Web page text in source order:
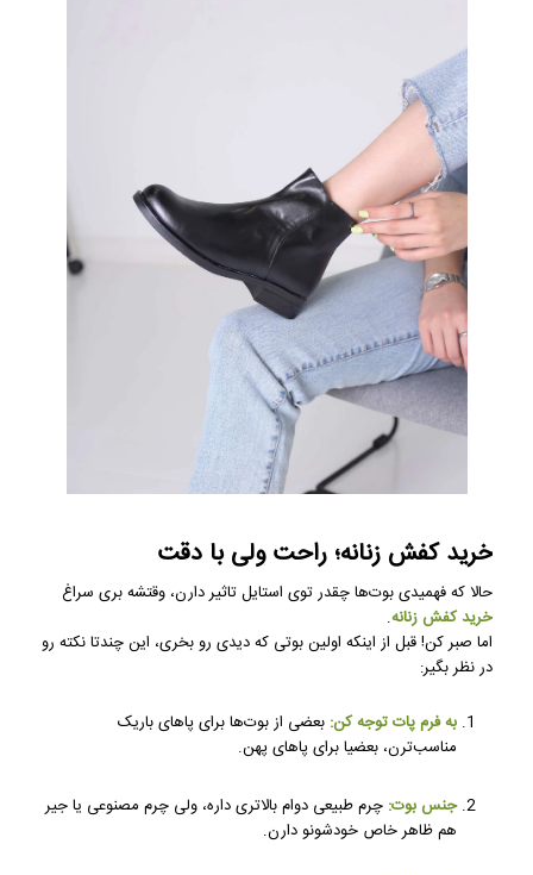
خرید کفش زنانه؛ راحت ولی با دقت
حالا که فهمیدی بوت‌ها چقدر توی استایل تاثیر دارن، وقتشه بری سراغ
خرید کفش زنانه.
اما صبر کن! قبل از اینکه اولین بوتی که دیدی رو بخری، این چندتا نکته رو
در نظر بگیر:
به فرم پات توجه کن: بعضی از بوت‌ها برای پاهای باریک
مناسب‌ترن، بعضیا برای پاهای پهن.
جنس بوت: چرم طبیعی دوام بالاتری داره، ولی چرم مصنوعی یا جیر
هم ظاهر خاص خودشونو دارن.